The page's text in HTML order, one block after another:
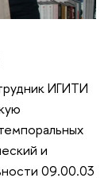
ИГИТИ
и
09.00.03